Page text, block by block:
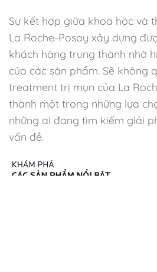
Sự kết hợp giữa khoa học và
La Roche-Posay xây dựng
khách hàng trung thành nhờ
của các sản phẩm. Sẽ không
treatment trị mụn của La
thành một trong những lựa
những ai đang tìm kiếm giải
vấn đề.